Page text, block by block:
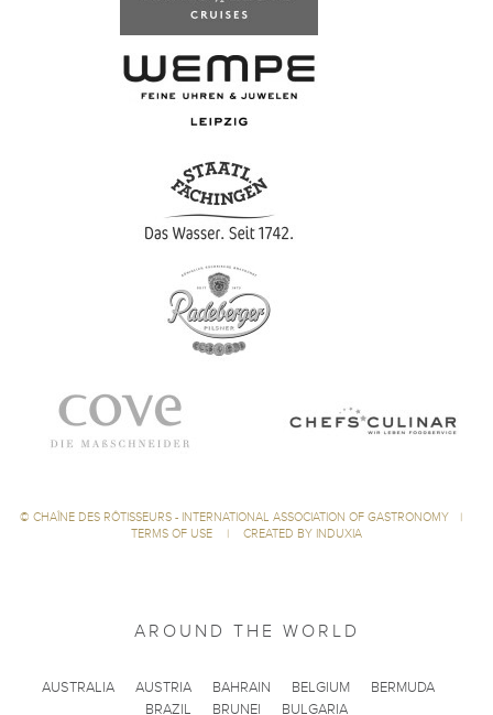
© CHAÎNE DES RÔTISSEURS - INTERNATIONAL ASSOCIATION OF GASTRONOMY
|
TERMS OF USE
| CREATED BY INDUXIA
AROUND THE WORLD
AUSTRALIA AUSTRIA BAHRAIN BELGIUM
BERMUDA
BRAZIL
BRUNEI
BULGARIA